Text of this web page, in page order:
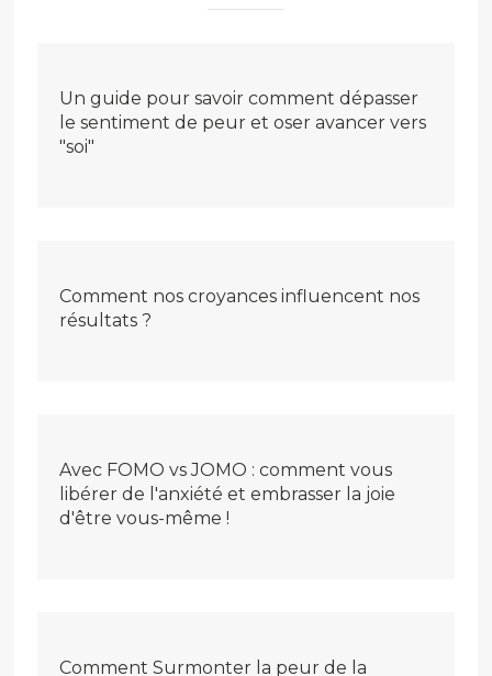
Un guide pour savoir comment dépasser
le sentiment de peur et oser avancer vers
"soi"
Comment nos croyances influencent nos
résultats ?
Avec FOMO vs JOMO : comment vous
libérer de l'anxiété et embrasser la joie
d'être vous-même !
Comment Surmonter la peur de la